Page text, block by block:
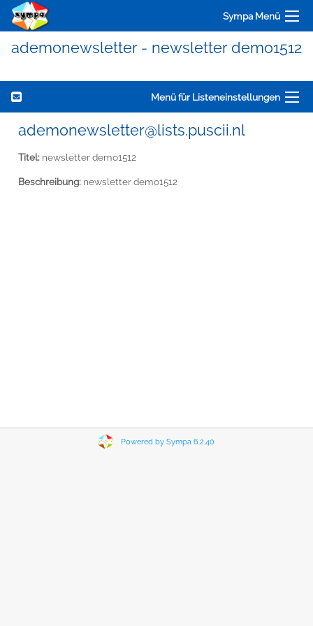
Sympa Menü
ademonewsletter - newsletter demo1512
Menü für Listeneinstellungen
ademonewsletter@lists.puscii.nl
Titel: newsletter demo1512
Beschreibung: newsletter demo1512
Powered by Sympa 6.2.40